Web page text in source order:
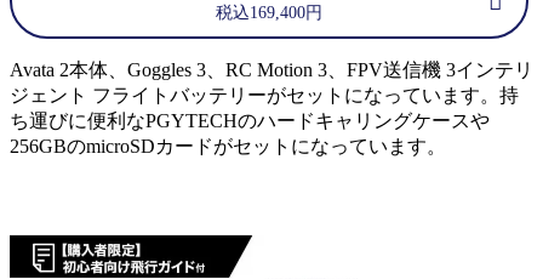
税込169,400円
Avata 2本体、Goggles 3、RC Motion 3、FPV送信機 3インテリ
ジェント フライトバッテリーがセットになっています。持
ち運びに便利なPGYTECHのハードキャリングケースや
256GBのmicroSDカードがセットになっています。